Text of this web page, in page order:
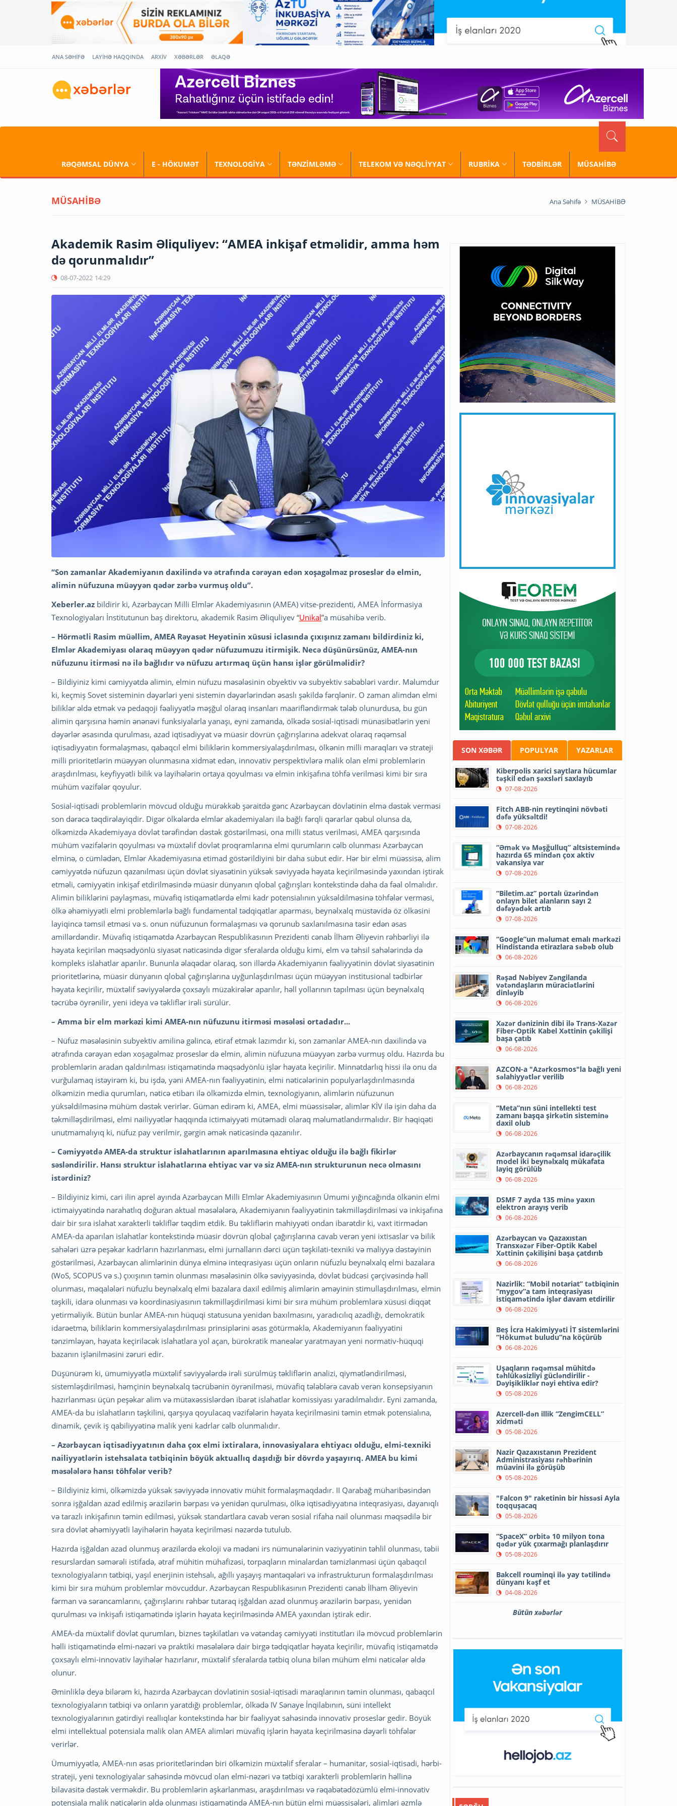
ANA SƏHİFƏ LAYİHƏ HAQQINDA ARXİV XƏBƏRLƏR ƏLAQƏ
RƏQƏMSAL DÜNYA E - HÖKUMƏT TEXNOLOGİYA TƏNZİMLƏMƏ TELEKOM VƏ NƏQLİYYAT RUBRİKA TƏDBİRLƏR MÜSAHİBƏ
MÜSAHİBƏ Ana Səhifə MÜSAHİBƏ
Akademik Rasim Əliquliyev: “AMEA inkişaf etməlidir, amma həm
də qorunmalıdır”
08-07-2022 14:29
“Son zamanlar Akademiyanın daxilində və ətrafında cərəyan edən xoşagəlməz proseslər də elmin,
alimin nüfuzuna müəyyən qədər zərbə vurmuş oldu”.
Xeberler.az bildirir ki, Azərbaycan Milli Elmlər Akademiyasının (AMEA) vitse-prezidenti, AMEA İnformasiya
Texnologiyaları İnstitutunun baş direktoru, akademik Rasim Əliquliyev “Unikal”a müsahibə verib.
– Hörmətli Rasim müəllim, AMEA Rəyasət Heyətinin xüsusi iclasında çıxışınız zamanı bildirdiniz ki,
Elmlər Akademiyası olaraq müəyyən qədər nüfuzumuzu itirmişik. Necə düşünürsünüz, AMEA-nın
nüfuzunu itirməsi nə ilə bağlıdır və nüfuzu artırmaq üçün hansı işlər görülməlidir?
– Bildiyiniz kimi cəmiyyətdə alimin, elmin nüfuzu məsələsinin obyektiv və subyektiv səbəbləri vardır. Məlumdur
ki, keçmiş Sovet sisteminin dəyərləri yeni sistemin dəyərlərindən əsaslı şəkildə fərqlənir. O zaman alimdən elmi
biliklər əldə etmək və pedaqoji fəaliyyətlə məşğul olaraq insanları maarifləndirmək tələb olunurdusa, bu gün
alimin qarşısına həmin ənənəvi funksiyalarla yanaşı, eyni zamanda, ölkədə sosial-iqtisadi münasibətlərin yeni
dəyərlər əsasında qurulması, azad iqtisadiyyat və müasir dövrün çağırışlarına adekvat olaraq rəqəmsal
iqtisadiyyatın formalaşması, qabaqcıl elmi biliklərin kommersiyalaşdırılması, ölkənin milli maraqları və strateji
milli prioritetlərin müəyyən olunmasına xidmət edən, innovativ perspektivlərə malik olan elmi problemlərin
araşdırılması, keyfiyyətli bilik və layihələrin ortaya qoyulması və elmin inkişafına töhfə verilməsi kimi bir sıra
mühüm vəzifələr qoyulur.
Sosial-iqtisadi problemlərin mövcud olduğu mürəkkəb şəraitdə gənc Azərbaycan dövlətinin elmə dəstək verməsi
son dərəcə təqdirəlayiqdir. Digər ölkələrdə elmlər akademiyaları ilə bağlı fərqli qərarlar qəbul olunsa da,
ölkəmizdə Akademiyaya dövlət tərəfindən dəstək göstərilməsi, ona milli status verilməsi, AMEA qarşısında
mühüm vəzifələrin qoyulması və müxtəlif dövlət proqramlarına elmi qurumların cəlb olunması Azərbaycan
elminə, o cümlədən, Elmlər Akademiyasına etimad göstərildiyini bir daha sübut edir. Hər bir elmi müəssisə, alim
cəmiyyətdə nüfuzun qazanılması üçün dövlət siyasətinin yüksək səviyyədə həyata keçirilməsində yaxından iştirak
etməli, cəmiyyətin inkişaf etdirilməsində müasir dünyanın qlobal çağırışları kontekstində daha da fəal olmalıdır.
Alimin biliklərini paylaşması, müvafiq istiqamətlərdə elmi kadr potensialının yüksəldilməsinə töhfələr verməsi,
ölkə əhəmiyyətli elmi problemlərlə bağlı fundamental tədqiqatlar aparması, beynəlxalq müstəvidə öz ölkəsini
layiqincə təmsil etməsi və s. onun nüfuzunun formalaşması və qorunub saxlanılmasına təsir edən əsas
amillərdəndir. Müvafiq istiqamətdə Azərbaycan Respublikasının Prezidenti cənab İlham Əliyevin rəhbərliyi ilə
həyata keçirilən məqsədyönlü siyasət nəticəsində digər sferalarda olduğu kimi, elm və təhsil sahələrində də
kompleks islahatlar aparılır. Bununla əlaqədar olaraq, son illərdə Akademiyanın fəaliyyətinin dövlət siyasətinin
prioritetlərinə, müasir dünyanın qlobal çağırışlarına uyğunlaşdırılması üçün müəyyən institusional tədbirlər
həyata keçirilir, müxtəlif səviyyələrdə çoxsaylı müzakirələr aparılır, həll yollarının tapılması üçün beynəlxalq
təcrübə öyrənilir, yeni ideya və təkliflər irəli sürülür.
– Amma bir elm mərkəzi kimi AMEA-nın nüfuzunu itirməsi məsələsi ortadadır...
– Nüfuz məsələsinin subyektiv amilinə gəlincə, etiraf etmək lazımdır ki, son zamanlar AMEA-nın daxilində və
ətrafında cərəyan edən xoşagəlməz proseslər də elmin, alimin nüfuzuna müəyyən zərbə vurmuş oldu. Hazırda bu
problemlərin aradan qaldırılması istiqamətində məqsədyönlü işlər həyata keçirilir. Minnətdarlıq hissi ilə onu da
vurğulamaq istəyirəm ki, bu işdə, yəni AMEA-nın fəaliyyətinin, elmi nəticələrinin populyarlaşdırılmasında
ölkəmizin media qurumları, nəticə etibarı ilə ölkəmizdə elmin, texnologiyanın, alimlərin nüfuzunun
yüksəldilməsinə mühüm dəstək verirlər. Güman edirəm ki, AMEA, elmi müəssisələr, alimlər KİV ilə işin daha da
təkmilləşdirilməsi, elmi nailiyyətlər haqqında ictimaiyyəti mütəmadi olaraq məlumatlandırmalıdır. Bir həqiqəti
unutmamalıyıq ki, nüfuz pay verilmir, gərgin əmək nəticəsində qazanılır.
– Cəmiyyətdə AMEA-da struktur islahatlarının aparılmasına ehtiyac olduğu ilə bağlı fikirlər
səsləndirilir. Hansı struktur islahatlarına ehtiyac var və siz AMEA-nın strukturunun necə olmasını
istərdiniz?
– Bildiyiniz kimi, cari ilin aprel ayında Azərbaycan Milli Elmlər Akademiyasının Ümumi yığıncağında ölkənin elmi
ictimaiyyətində narahatlıq doğuran aktual məsələlərə, Akademiyanın fəaliyyətinin təkmilləşdirilməsi və inkişafına
dair bir sıra islahat xarakterli təkliflər təqdim etdik. Bu təkliflərin mahiyyəti ondan ibarətdir ki, vaxt itirmədən
AMEA-da aparılan islahatlar kontekstində müasir dövrün qlobal çağırışlarına cavab verən yeni ixtisaslar və bilik
sahələri üzrə peşəkar kadrların hazırlanması, elmi jurnalların dərci üçün təşkilati-texniki və maliyyə dəstəyinin
göstərilməsi, Azərbaycan alimlərinin dünya elminə inteqrasiyası üçün onların nüfuzlu beynəlxalq elmi bazalara
(WoS, SCOPUS və s.) çıxışının təmin olunması məsələsinin ölkə səviyyəsində, dövlət büdcəsi çərçivəsində həll
olunması, məqalələri nüfuzlu beynəlxalq elmi bazalara daxil edilmiş alimlərin əməyinin stimullaşdırılması, elmin
təşkili, idarə olunması və koordinasiyasının təkmilləşdirilməsi kimi bir sıra mühüm problemlərə xüsusi diqqət
yetirməliyik. Bütün bunlar AMEA-nın hüquqi statusuna yenidən baxılmasını, yaradıcılıq azadlığı, demokratik
idarəetmə, biliklərin kommersiyalaşdırılması prinsiplərini əsas götürməklə, Akademiyanın fəaliyyətini
tənzimləyən, həyata keçiriləcək islahatlara yol açan, bürokratik maneələr yaratmayan yeni normativ-hüquqi
bazanın işlənilməsini zəruri edir.
Düşünürəm ki, ümumiyyətlə müxtəlif səviyyələrdə irəli sürülmüş təkliflərin analizi, qiymətləndirilməsi,
sistemləşdirilməsi, həmçinin beynəlxalq təcrübənin öyrənilməsi, müvafiq tələblərə cavab verən konsepsiyanın
hazırlanması üçün peşəkar alim və mütəxəssislərdən ibarət islahatlar komissiyası yaradılmalıdır. Eyni zamanda,
AMEA-da bu islahatların təşkilini, qarşıya qoyulacaq vəzifələrin həyata keçirilməsini təmin etmək potensialına,
dinamik, çevik iş qabiliyyətinə malik yeni kadrlar cəlb olunmalıdır.
– Azərbaycan iqtisadiyyatının daha çox elmi ixtiralara, innovasiyalara ehtiyacı olduğu, elmi-texniki
nailiyyətlərin istehsalata tətbiqinin böyük aktuallıq daşıdığı bir dövrdə yaşayırıq. AMEA bu kimi
məsələlərə hansı töhfələr verib?
– Bildiyiniz kimi, ölkəmizdə yüksək səviyyədə innovativ mühit formalaşmaqdadır. II Qarabağ müharibəsindən
sonra işğaldan azad edilmiş ərazilərin bərpası və yenidən qurulması, ölkə iqtisadiyyatına inteqrasiyası, dayanıqlı
və tarazlı inkişafının təmin edilməsi, yüksək standartlara cavab verən sosial rifaha nail olunması məqsədilə bir
sıra dövlət əhəmiyyətli layihələrin həyata keçirilməsi nəzərdə tutulub.
Hazırda işğaldan azad olunmuş ərazilərdə ekoloji və mədəni irs nümunələrinin vəziyyətinin təhlil olunması, təbii
resurslardan səmərəli istifadə, ətraf mühitin mühafizəsi, torpaqların minalardan təmizlənməsi üçün qabaqcıl
texnologiyaların tətbiqi, yaşıl enerjinin istehsalı, ağıllı yaşayış məntəqələri və infrastrukturun formalaşdırılması
kimi bir sıra mühüm problemlər mövcuddur. Azərbaycan Respublikasının Prezidenti cənab İlham Əliyevin
fərman və sərəncamlarını, çağırışlarını rəhbər tutaraq işğaldan azad olunmuş ərazilərin bərpası, yenidən
qurulması və inkişafı istiqamətində işlərin həyata keçirilməsində AMEA yaxından iştirak edir.
AMEA-da müxtəlif dövlət qurumları, biznes təşkilatları və vətəndaş cəmiyyəti institutları ilə mövcud problemlərin
həlli istiqamətində elmi-nəzəri və praktiki məsələlərə dair birgə tədqiqatlar həyata keçirilir, müvafiq istiqamətdə
çoxsaylı elmi-innovativ layihələr hazırlanır, müxtəlif sferalarda tətbiq oluna bilən mühüm elmi nəticələr əldə
olunur.
Əminliklə deyə bilərəm ki, hazırda Azərbaycan dövlətinin sosial-iqtisadi maraqlarının təmin olunması, qabaqcıl
texnologiyaların tətbiqi və onların yaratdığı problemlər, ölkədə IV Sənaye İnqilabının, süni intellekt
texnologiyalarının gətirdiyi reallıqlar kontekstində hər bir fəaliyyət sahəsində innovativ proseslər gedir. Böyük
elmi intellektual potensiala malik olan AMEA alimləri müvafiq işlərin həyata keçirilməsinə dəyərli töhfələr
verirlər.
Ümumiyyətlə, AMEA-nın əsas prioritetlərindən biri ölkəmizin müxtəlif sferalar – humanitar, sosial-iqtisadi, hərbi-
strateji, yeni texnologiyalar sahəsində mövcud olan elmi-nəzəri və tətbiqi xarakterli problemlərin həllinə
bilavasitə dəstək verməkdir. Bu problemlərin aşkarlanması, araşdırılması və rəqabətədözümlü elmi-innovativ
potensiala malik nəticələrin əldə olunması istiqamətində AMEA-nın bütün elmi müəssisələri, alimləri əzmlə
SON XƏBƏR POPULYAR YAZARLAR
Kiberpolis xarici saytlara hücumlar
təşkil edən şəxsləri saxlayıb
07-08-2026
Fitch ABB-nin reytinqini növbəti
dəfə yüksəltdi!
07-08-2026
“Əmək və Məşğulluq” altsistemində
hazırda 65 mindən çox aktiv
vakansiya var
07-08-2026
“Biletim.az” portalı üzərindən
onlayn bilet alanların sayı 2
dəfəyədək artıb
07-08-2026
“Google”un məlumat emalı mərkəzi
Hindistanda etirazlara səbəb olub
06-08-2026
Rəşad Nəbiyev Zəngilanda
vətəndaşların müraciətlərini
dinləyib
06-08-2026
Xəzər dənizinin dibi ilə Trans-Xəzər
Fiber-Optik Kabel Xəttinin çəkilişi
başa çatıb
06-08-2026
AZCON-a "Azərkosmos"la bağlı yeni
səlahiyyətlər verilib
06-08-2026
“Meta”nın süni intellekti test
zamanı başqa şirkətin sisteminə
daxil olub
06-08-2026
Azərbaycanın rəqəmsal idarəçilik
model iki beynəlxalq mükafata
layiq görülüb
06-08-2026
DSMF 7 ayda 135 minə yaxın
elektron arayış verib
06-08-2026
Azərbaycan və Qazaxıstan
Transxəzər Fiber-Optik Kabel
Xəttinin çəkilişini başa çatdırıb
06-08-2026
Nazirlik: “Mobil notariat” tətbiqinin
“mygov”a tam inteqrasiyası
istiqamətində işlər davam etdirilir
06-08-2026
Beş İcra Hakimiyyəti İT sistemlərini
“Hökumət buludu”na köçürüb
06-08-2026
Uşaqların rəqəmsal mühitdə
təhlükəsizliyi gücləndirilir -
Dəyişikliklər nəyi ehtiva edir?
05-08-2026
Azercell-dən illik “ZengimCELL”
xidməti
05-08-2026
Nazir Qazaxıstanın Prezident
Administrasiyası rəhbərinin
müavini ilə görüşüb
05-08-2026
"Falcon 9" raketinin bir hissəsi Ayla
toqquşacaq
05-08-2026
“SpaceX” orbitə 10 milyon tona
qədər yük çıxarmağı planlaşdırır
05-08-2026
Bakcell rouminqi ilə yay tətilində
dünyanı kəşf et
04-08-2026
Bütün xəbərlər